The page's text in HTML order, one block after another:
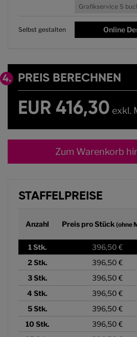
Grafikservice S
Selbst gestalten Online
4. PREIS BERECHNEN
EUR 416,30 exkl.
Zum Warenkorb
STAFFELPREISE
Anzahl Preis pro Stück (ohne
1Stk. 396,50 €
2Stk. 396,50 €
3Stk. 396,50 €
4 Stk. 396,50 €
5Stk. 396,50 €
10Stk. 396,50 €